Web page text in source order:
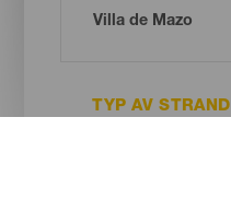
TYP AV STRAND